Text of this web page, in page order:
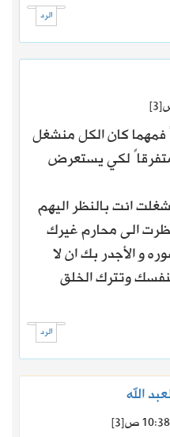
الرد
[3]
فمهما كان الكل منشغل
لكي يستعرض
انت بالنظر اليهم
الى محارم غيرك
و الأجدر بك ان لا
وتترك الخلق
الرد
الله
[3]